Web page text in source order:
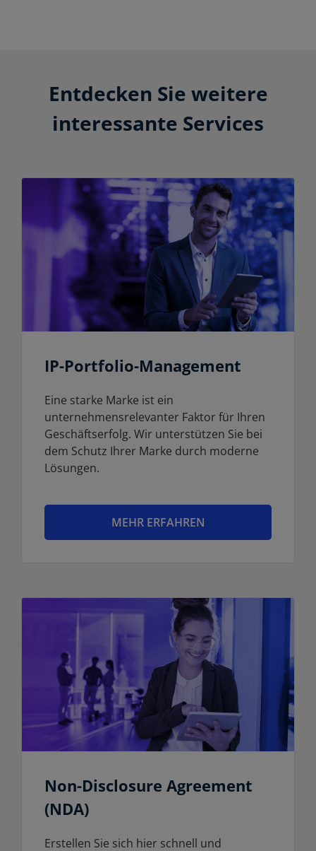
Entdecken Sie weitere
interessante Services
IP-Portfolio-Management
Eine starke Marke ist ein
unternehmensrelevanter Faktor für Ihren
Geschäftserfolg. Wir unterstützen Sie bei
dem Schutz Ihrer Marke durch moderne
Lösungen.
MEHR ERFAHREN
Non-Disclosure Agreement
(NDA)
Erstellen Sie sich hier schnell und